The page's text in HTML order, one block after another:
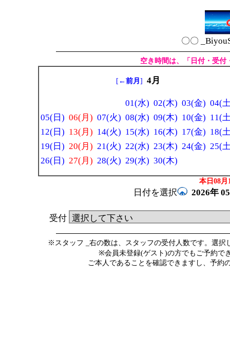
〇〇
空き時間は、「日付・受
[ ←前月 ] 4月
01(水) 02(木) 03(金) 04(
05(日) 06(月) 07(火) 08(水) 09(木) 10(金) 11(
12(日) 13(月) 14(火) 15(水) 16(木) 17(金) 18(
19(日) 20(月) 21(火) 22(水) 23(木) 24(金) 25(
26(日) 27(月) 28(火) 29(水) 30(木)
本日08月
日付を選択 2026年
受付
※スタッフ _右の数は、スタッフの受付人数です。選
※会員未登録(ゲスト)の方でもご予約で
ご本人であることを確認できますし、予約